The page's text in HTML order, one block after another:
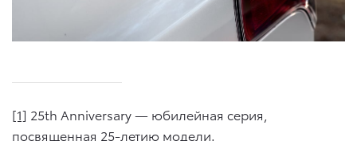
[1] 25th Anniversary — юбилейная серия,
посвященная 25-летию модели.